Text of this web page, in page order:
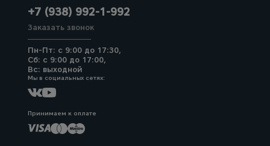
+7 (938) 992-1-992
Заказать звонок
Пн-Пт: с 9:00 до 17:30,
Сб: с 9:00 до 17:00,
Вс: выходной
Мы в социальных сетях:
Принимаем к оплате